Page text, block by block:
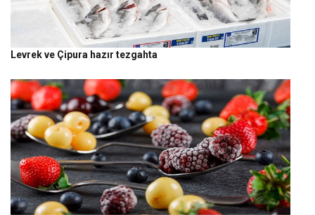
Levrek ve Çipura hazır tezgahta